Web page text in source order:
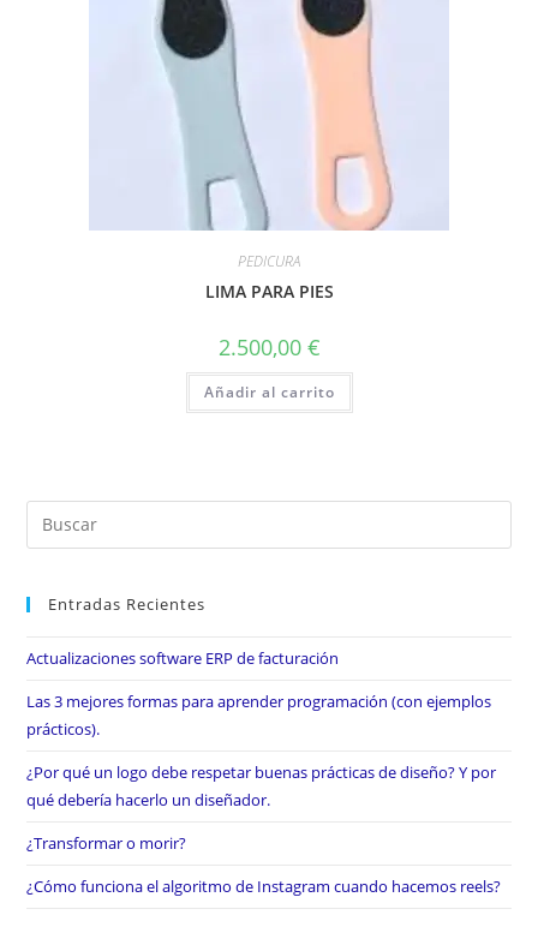
PEDICURA
LIMA PARA PIES
2.500,00 €
Añadir al carrito
Entradas Recientes
Actualizaciones software ERP de facturación
Las 3 mejores formas para aprender programación (con ejemplos
prácticos).
¿Por qué un logo debe respetar buenas prácticas de diseño? Y por
qué debería hacerlo un diseñador.
¿Transformar o morir?
¿Cómo funciona el algoritmo de Instagram cuando hacemos reels?